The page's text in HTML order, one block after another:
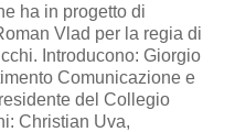
ha in progetto di
Vlad per la regia di
Introducono: Giorgio
Comunicazione e
del Collegio
Christian Uva,